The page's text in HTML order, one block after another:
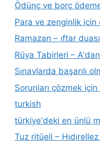
Ödünç ve borç
Para ve zenginlik için
Ramazan – ıftar
Rüya Tabirleri –
Sınavlarda başarılı
Sorunları çözmek
turkish
türkiye'deki en ünlü
Tuz ritüeli –